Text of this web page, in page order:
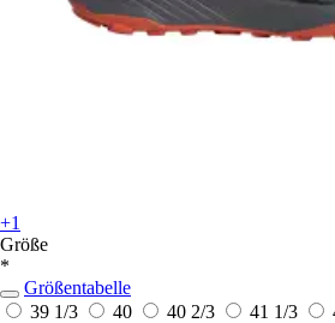
+1
Größe
*
Größentabelle
39 1/3
40 40 2/3 41 1/3